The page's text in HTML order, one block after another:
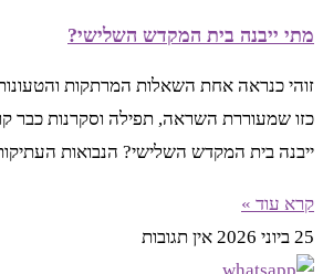
מתי ייבנה בית המקדש השלישי?
זוהי כנראה אחת השאלות המרתקות והטעונות
כזו שמעוררת השראה, תפילה וסקרנות כבר
ייבנה בית המקדש השלישי? הנבואות
קרא עוד »
25 ביוני 2026
אין תגובות